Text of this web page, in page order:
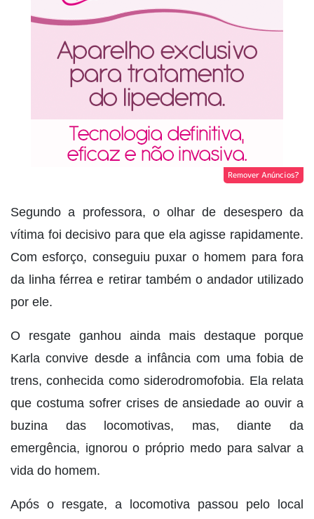
Remover Anúncios?
Segundo a professora, o olhar de desespero da
vítima foi decisivo para que ela agisse rapidamente.
Com esforço, conseguiu puxar o homem para fora
da linha férrea e retirar também o andador utilizado
por ele.
O resgate ganhou ainda mais destaque porque
Karla convive desde a infância com uma fobia de
trens, conhecida como siderodromofobia. Ela relata
que costuma sofrer crises de ansiedade ao ouvir a
buzina das locomotivas, mas, diante da
emergência, ignorou o próprio medo para salvar a
vida do homem.
Após o resgate, a locomotiva passou pelo local